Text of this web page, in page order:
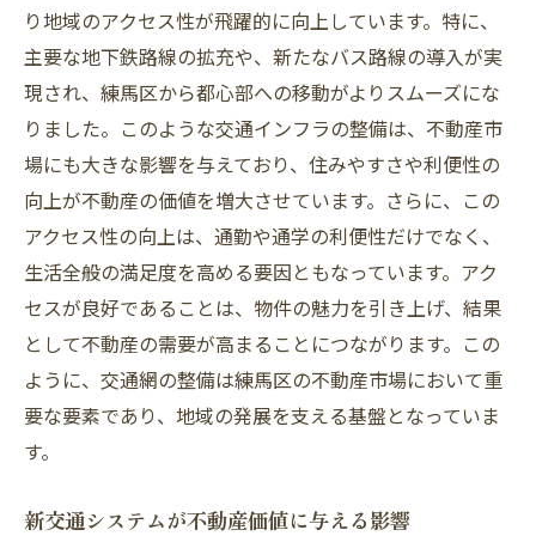
り地域のアクセス性が飛躍的に向上しています。特に、
主要な地下鉄路線の拡充や、新たなバス路線の導入が実
現され、練馬区から都心部への移動がよりスムーズにな
りました。このような交通インフラの整備は、不動産市
場にも大きな影響を与えており、住みやすさや利便性の
向上が不動産の価値を増大させています。さらに、この
アクセス性の向上は、通勤や通学の利便性だけでなく、
生活全般の満足度を高める要因ともなっています。アク
セスが良好であることは、物件の魅力を引き上げ、結果
として不動産の需要が高まることにつながります。この
ように、交通網の整備は練馬区の不動産市場において重
要な要素であり、地域の発展を支える基盤となっていま
す。
新交通システムが不動産価値に与える影響